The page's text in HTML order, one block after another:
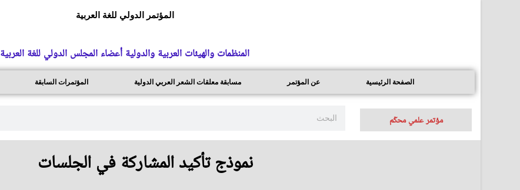
المؤتمر الدولي للغة العربية
المنظمات والهيئات العربية والدولية أعضاء المجلس الدولي للغة العربية
الصفحة الرئيسية عن المؤتمر مسابقة معلقات الشعر العربي الدولية المؤتمرات السابقة
مؤتمر علمي محكّم
نموذج تأكيد المشاركة في الجلسات